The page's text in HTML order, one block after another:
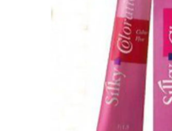
Produse Inainte de Epilare